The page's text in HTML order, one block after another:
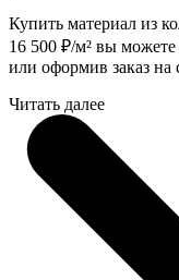
Купить материал из
16 500 ₽/м² вы можете
или оформив заказ на
Читать далее